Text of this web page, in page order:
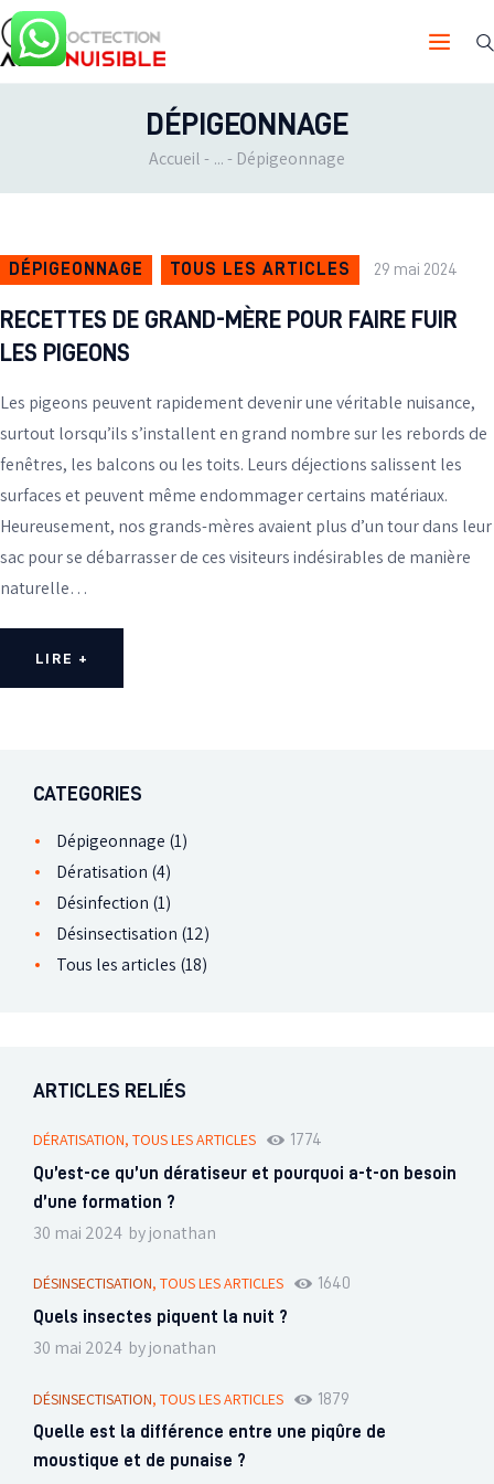
DÉPIGEONNAGE
Accueil ... Dépigeonnage
PROTECTION ANTI-NUISIBLE
NOUS CONTACTER
DÉPIGEONNAGE TOUS LES ARTICLES 29 mai 2024
RECETTES DE GRAND-MÈRE POUR FAIRE FUIR
LES PIGEONS
Les pigeons peuvent rapidement devenir une véritable nuisance,
surtout lorsqu’ils s’installent en grand nombre sur les rebords de
fenêtres, les balcons ou les toits. Leurs déjections salissent les
surfaces et peuvent même endommager certains matériaux.
Heureusement, nos grands-mères avaient plus d’un tour dans leur
sac pour se débarrasser de ces visiteurs indésirables de manière
naturelle…
LIRE +
CATEGORIES
Dépigeonnage (1)
Dératisation (4)
Désinfection (1)
Désinsectisation (12)
Tous les articles (18)
ARTICLES RELIÉS
DÉRATISATION, TOUS LES ARTICLES
1774
Qu’est-ce qu’un dératiseur et pourquoi a-t-on besoin
d’une formation ?
30 mai 2024 by jonathan
DÉSINSECTISATION, TOUS LES ARTICLES
1640
Quels insectes piquent la nuit ?
30 mai 2024 by jonathan
DÉSINSECTISATION, TOUS LES ARTICLES
1879
Quelle est la différence entre une piqûre de
moustique et de punaise ?